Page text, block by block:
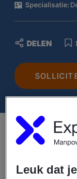
Specialisatie:
DELEN
Wil jij software
draait,maar direct
maken. Ideaal
Leuk dat